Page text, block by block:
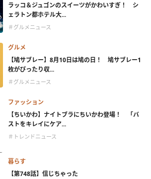
ラッコ＆ジュゴンのスイーツがかわいすぎ！ シ
ェラトン都ホテル大...
＃グルメニュース
グルメ
【鳩サブレー】8月10日は鳩の日！ 鳩サブレー1
枚がぴったり収...
＃グルメニュース
ファッション
【ちいかわ】ナイトブラにちいかわ登場！ 「バ
ストをキレイにケア...
＃トレンドニュース
暮らす
【第748話】信じちゃった